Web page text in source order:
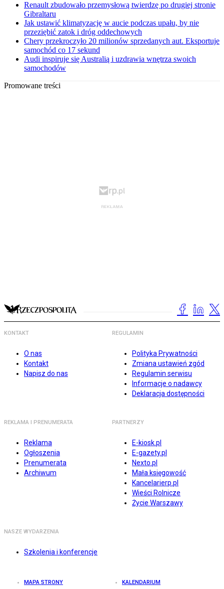
Renault zbudowało przemysłową twierdzę po drugiej stronie
Gibraltaru
Jak ustawić klimatyzację w aucie podczas upału, by nie
przeziębić zatok i dróg oddechowych
Chery przekroczyło 20 milionów sprzedanych aut. Eksportuje
samochód co 17 sekund
Audi inspiruje się Australią i uzdrawia wnętrza swoich
samochodów
Promowane treści
KONTAKT
O nas
Kontakt
Napisz do nas
REGULAMIN
Polityka Prywatności
Zmiana ustawień zgód
Regulamin serwisu
Informacje o nadawcy
Deklaracja dostępności
REKLAMA I PRENUMERATA
Reklama
Ogłoszenia
Prenumerata
Archiwum
PARTNERZY
E-kiosk.pl
E-gazety.pl
Nexto.pl
Mała księgowość
Kancelarierp.pl
Wieści Rolnicze
Życie Warszawy
NASZE WYDARZENIA
Szkolenia i konferencje
MAPA STRONY KALENDARIUM